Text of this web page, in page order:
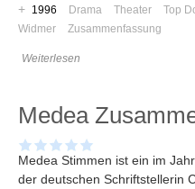
+ 1996 Drama Theater Top
Widmer
Zusammenfassung
Weiterlesen
Medea
Medea Stimmen ist ein im
der deutschen Schriftstellerin